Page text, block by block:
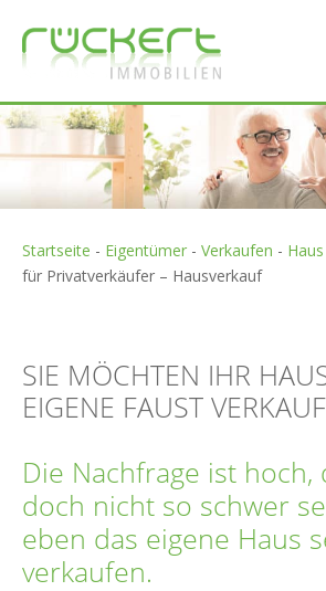
Startseite - Eigentümer - Verkaufen -
für Privatverkäufer – Hausverkauf
SIE MÖCHTEN IHR
EIGENE FAUST
Die Nachfrage ist hoch,
doch nicht so schwer
eben das eigene Haus
verkaufen.